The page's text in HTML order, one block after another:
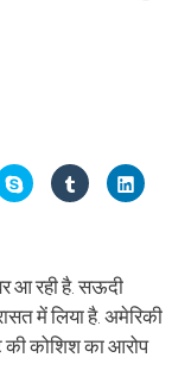
Share
on
Skype
Click
to
share
new
window)
Click
to
आ रही है. सऊदी
में लिया है. अमेरिकी
की कोशिश का आरोप